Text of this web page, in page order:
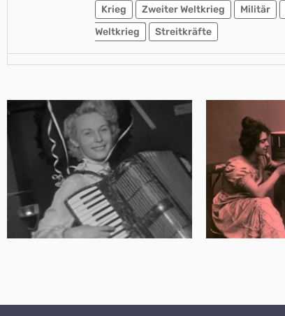
Krieg Zweiter Weltkrieg Militär
Weltkrieg
Streitkräfte